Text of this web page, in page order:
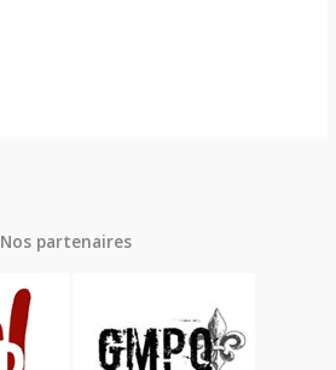
Nos partenaires